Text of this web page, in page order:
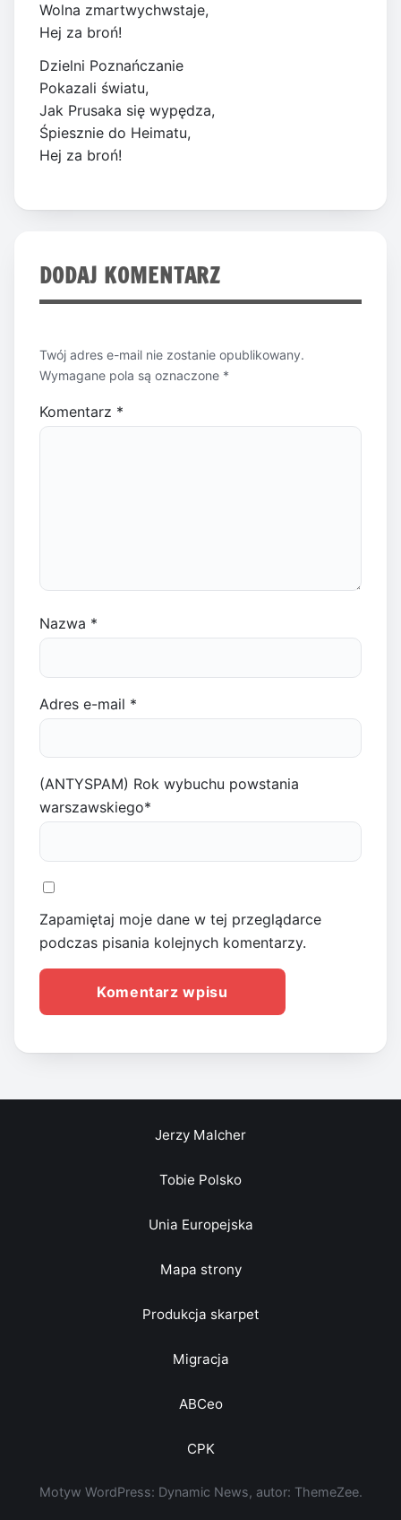
Wolna zmartwychwstaje,
Hej za broń!
Dzielni Poznańczanie
Pokazali światu,
Jak Prusaka się wypędza,
Śpiesznie do Heimatu,
Hej za broń!
DODAJ KOMENTARZ
Twój adres e-mail nie zostanie opublikowany.
Wymagane pola są oznaczone *
Komentarz *
Nazwa *
Adres e-mail *
(ANTYSPAM) Rok wybuchu powstania
warszawskiego*
Zapamiętaj moje dane w tej przeglądarce
podczas pisania kolejnych komentarzy.
Jerzy Malcher
Tobie Polsko
Unia Europejska
Mapa strony
Produkcja skarpet
Migracja
ABCeo
CPK
Motyw WordPress: Dynamic News, autor: ThemeZee.